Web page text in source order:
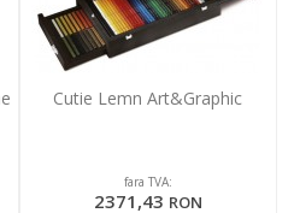
Cutie Lemn Art&Graphic
fara TVA:
2371,43 RON